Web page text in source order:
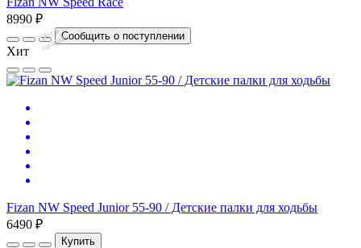
Нет
в
на
л
и
ч
и
и
8990 ₽
Сообщить о поступлении
Хит
Fizan NW Speed Junior 55-90 / Детские палки для ходьбы
6490 ₽
Купить